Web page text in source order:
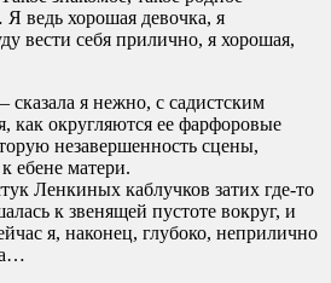
ведь хорошая девочка, я
вести себя прилично, я хорошая,
я нежно, с садистским
как округляются ее фарфоровые
незавершенность сцены,
ебене матери.
Ленкиных каблучков затих где-то
к звенящей пустоте вокруг, и
я, наконец, глубоко, неприлично